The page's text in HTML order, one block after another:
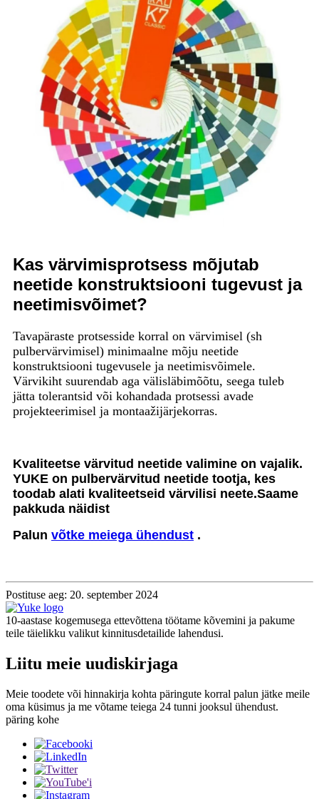
Kas värvimisprotsess mõjutab
neetide konstruktsiooni tugevust ja
neetimisvõimet?
Tavapäraste protsesside korral on värvimisel (sh
pulbervärvimisel) minimaalne mõju neetide
konstruktsiooni tugevusele ja neetimisvõimele.
Värvikiht suurendab aga välisläbimõõtu, seega tuleb
jätta tolerantsid või kohandada protsessi avade
projekteerimisel ja montaažijärjekorras.
Kvaliteetse värvitud neetide valimine on vajalik.
YUKE on pulbervärvitud neetide tootja, kes
toodab alati kvaliteetseid värvilisi neete.Saame
pakkuda näidist
Palun võtke meiega ühendust .
Postituse aeg: 20. september 2024
10-aastase kogemusega ettevõttena töötame kõvemini ja pakume
teile täielikku valikut kinnitusdetailide lahendusi.
Liitu meie uudiskirjaga
Meie toodete või hinnakirja kohta päringute korral palun jätke meile
oma küsimus ja me võtame teiega 24 tunni jooksul ühendust.
päring kohe